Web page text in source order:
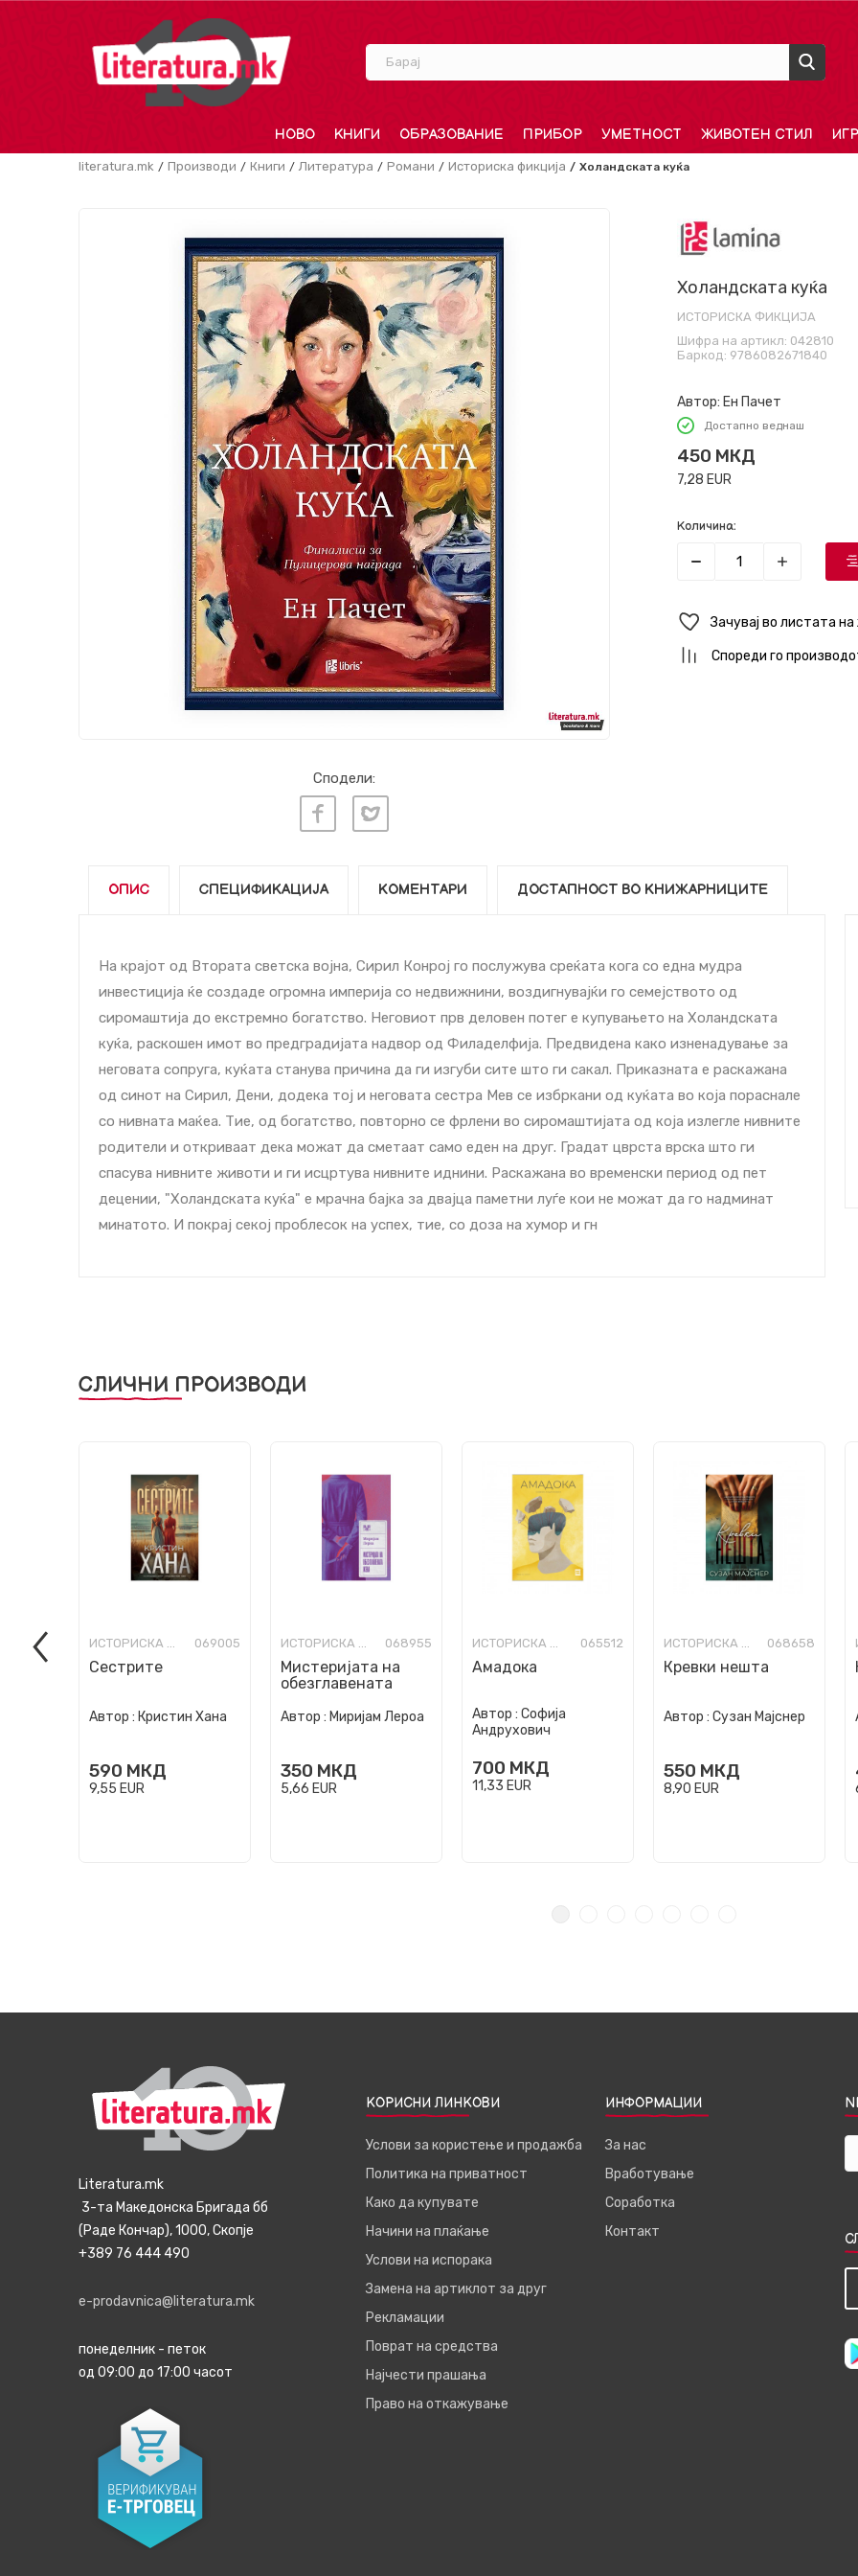
Барај
НОВО КНИГИ ОБРАЗОВАНИЕ ПРИБОР УМЕТНОСТ ЖИВОТЕН СТИЛ
literatura.mk Производи Книги Литература Романи Историска фикција Холандската куќа
Сподели:
Холандската куќа
ИСТОРИСКА ФИКЦИЈА
Шифра на артикл: 042810
Баркод: 9786082671840
Автор: Ен Пачет
Достапно веднаш
450 МКД
7,28 EUR
Количина:
Зачувај во листата
Спореди го
ОПИС СПЕЦИФИКАЦИЈА КОМЕНТАРИ ДОСТАПНОСТ ВО КНИЖАРНИЦИТЕ
На крајот од Втората светска војна, Сирил Конрој го послужува среќата кога со една мудра
инвестиција ќе создаде огромна империја со недвижнини, воздигнувајќи го семејството од
сиромаштија до екстремно богатство. Неговиот прв деловен потег е купувањето на Холандската
куќа, раскошен имот во предградијата надвор од Филаделфија. Предвидена како изненадување за
неговата сопруга, куќата станува причина да ги изгуби сите што ги сакал. Приказната е раскажана
од синот на Сирил, Дени, додека тој и неговата сестра Мев се избркани од куќата во која пораснале
со нивната маќеа. Тие, од богатство, повторно се фрлени во сиромаштијата од која излегле нивните
родители и откриваат дека можат да сметаат само еден на друг. Градат цврста врска што ги
спасува нивните животи и ги исцртува нивните иднини. Раскажана во временски период од пет
децении, "Холандската куќа" е мрачна бајка за двајца паметни луѓе кои не можат да го надминат
минатото. И покрај секој проблесок на успех, тие, со доза на хумор и гн
СЛИЧНИ ПРОИЗВОДИ
ИСТОРИСКА ФИКЦИЈА 069005
Сестрите
Автор : Кристин Хана
590 МКД
9,55 EUR
ИСТОРИСКА ФИКЦИЈА 068955
Мистеријата на
обезглавената
Автор : Миријам Лероа
350 МКД
5,66 EUR
ИСТОРИСКА ФИКЦИЈА 065512
Амадока
Автор : Софија
Андрухович
700 МКД
11,33 EUR
ИСТОРИСКА ФИКЦИЈА 068658
Кревки нешта
Автор : Сузан Мајснер
550 МКД
8,90 EUR
Literatura.mk
3-та Македонска Бригада бб
(Раде Кончар), 1000, Скопје
+389 76 444 490
e-prodavnica@literatura.mk
понеделник - петок
од 09:00 до 17:00 часот
КОРИСНИ ЛИНКОВИ
Услови за користење и продажба
Политика на приватност
Како да купувате
Начини на плаќање
Услови на испорака
Замена на артиклот за друг
Рекламации
Поврат на средства
Најчести прашања
Право на откажување
ИНФОРМАЦИИ
За нас
Вработување
Соработка
Контакт